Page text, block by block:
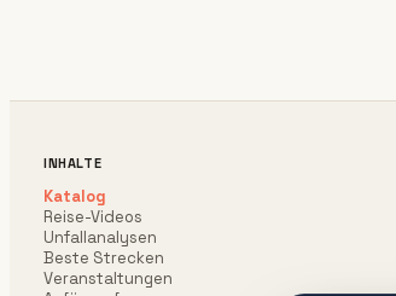
INHALTE
Katalog
Reise-Videos
Unfallanalysen
Beste Strecken
Veranstaltungen